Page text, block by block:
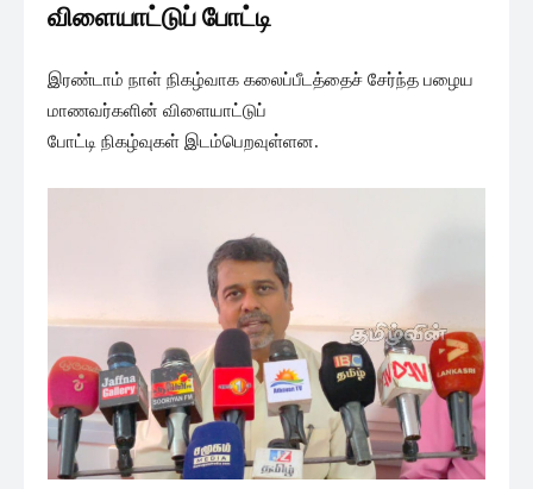
விளையாட்டுப் போட்டி
இரண்டாம் நாள் நிகழ்வாக கலைப்பீடத்தைச் சேர்ந்த பழைய
மாணவர்களின் விளையாட்டுப்
போட்டி நிகழ்வுகள் இடம்பெறவுள்ளன.